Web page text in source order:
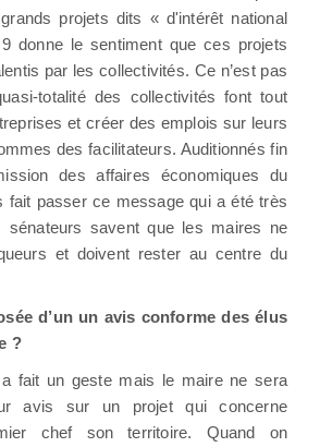
grands projets dits « d'intérêt national
9 donne le sentiment que ces projets
par les collectivités. Ce n’est pas
totalité des collectivités font tout
et créer des emplois sur leurs
des facilitateurs. Auditionnés fin
des affaires économiques du
fait passer ce message qui a été très
sénateurs savent que les maires ne
et doivent rester au centre du
d’un un avis conforme des élus
?
a fait un geste mais le maire ne sera
avis sur un projet qui concerne
chef son territoire. Quand on